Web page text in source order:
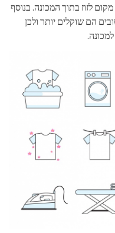
לזוז בתוך המכונה. בנוסף
הם שוקלים יותר ולכן